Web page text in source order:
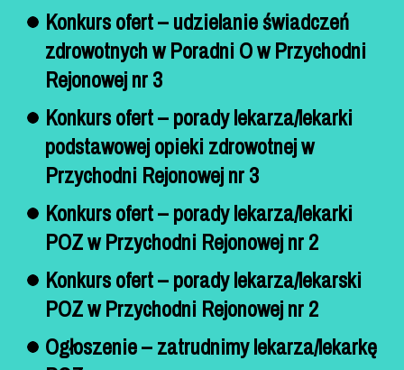
Konkurs ofert – udzielanie świadczeń
zdrowotnych w Poradni O w Przychodni
Rejonowej nr 3
Konkurs ofert – porady lekarza/lekarki
podstawowej opieki zdrowotnej w
Przychodni Rejonowej nr 3
Konkurs ofert – porady lekarza/lekarki
POZ w Przychodni Rejonowej nr 2
Konkurs ofert – porady lekarza/lekarski
POZ w Przychodni Rejonowej nr 2
Ogłoszenie – zatrudnimy lekarza/lekarkę